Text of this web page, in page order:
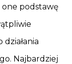
one podstawę
Najbardziej